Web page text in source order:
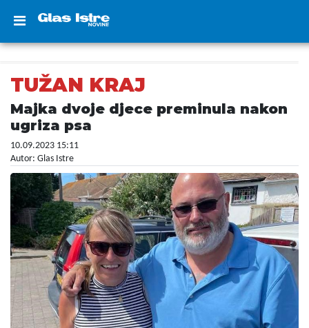
TUŽAN KRAJ
Majka dvoje djece preminula nakon
ugriza psa
10.09.2023 15:11
Autor: Glas Istre